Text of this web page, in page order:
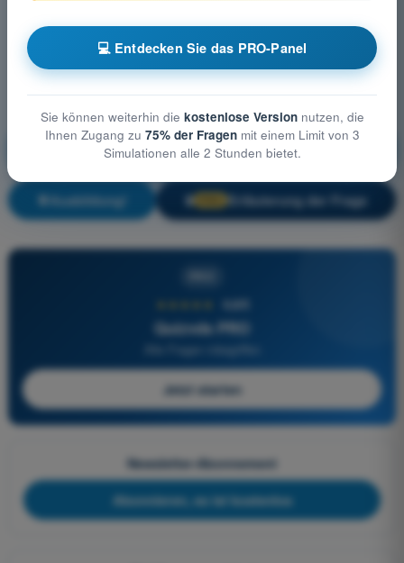
Technische und betriebliche Maßnahmen zur
Minderung der Risiken am Boden
Ausbildung! 🔒 Erläuterung der Frage
4,6/5
Quizvds PRO
Alle Fragen inbegriffen
Jetzt starten
Newsletter-Abonnement
Abonnieren, es ist kostenlos
💻 Entdecken Sie das PRO-Panel
Sie können weiterhin die kostenlose Versionnutzen, die
Ihnen Zugang zu 75% der Fragenmit einem Limit von 3
Simulationen alle 2 Stunden bietet.